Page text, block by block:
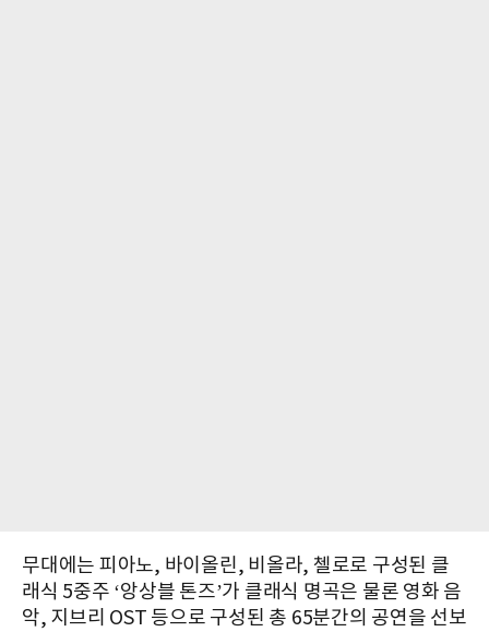
무대에는 피아노, 바이올린, 비올라, 첼로로 구성된 클
래식 5중주 ‘앙상블 톤즈’가 클래식 명곡은 물론 영화 음
악, 지브리 OST 등으로 구성된 총 65분간의 공연을 선보